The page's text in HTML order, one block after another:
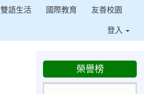
雙語生活 國際教育 友善校園
登入
榮譽榜